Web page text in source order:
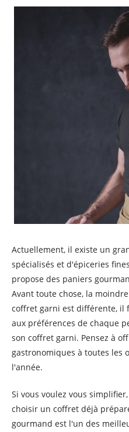
Actuellement, il existe un
spécialisés et d'épiceries
propose des paniers
Avant toute chose, la
coffret garni est différente, il
aux préférences de chaque
son coffret garni. Pensez à
gastronomiques à toutes les
l'année.
Si vous voulez vous
choisir un coffret déjà
gourmand est l'un des